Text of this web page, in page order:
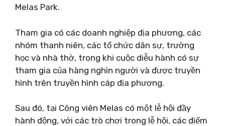
Melas Park.
Tham gia có các doanh nghiệp địa phương, các
nhóm thanh niên, các tổ chức dân sự, trường
học và nhà thờ, trong khi cuộc diễu hành có sự
tham gia của hàng nghìn người và được truyền
hình trên truyền hình cáp địa phương.
Sau đó, tại Công viên Melas có một lễ hội đầy
hành động, với các trò chơi trong lễ hội, các điểm